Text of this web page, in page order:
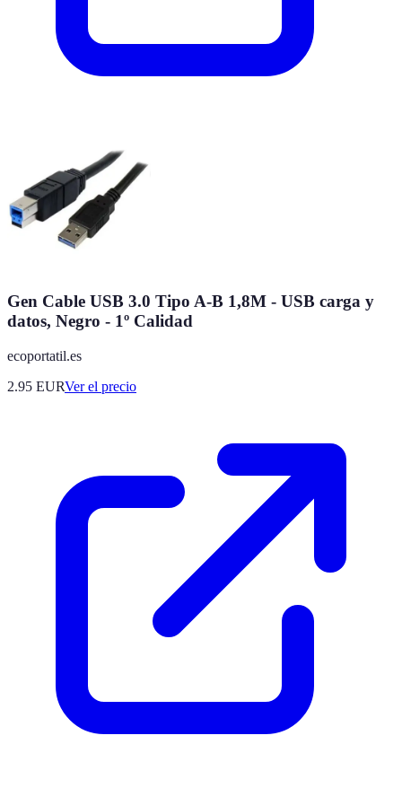
Gen Cable USB 3.0 Tipo A-B 1,8M - USB carga y
datos, Negro - 1º Calidad
ecoportatil.es
2.95 EURVer el precio